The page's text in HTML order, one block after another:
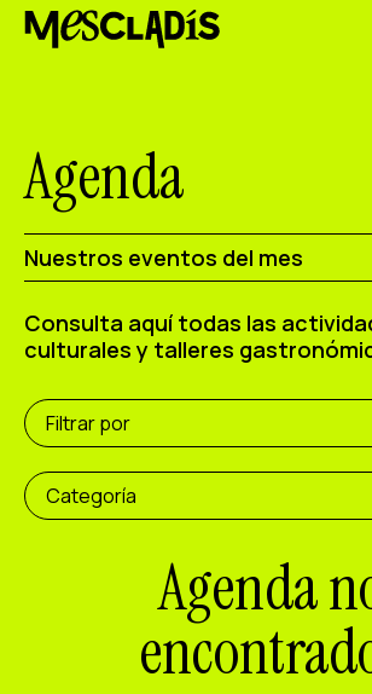
Productora social
Productora de empleo
Productora de
Productora cultural
Agenda
Nuestros talleres
Blog
Contacto
Facebook
Agenda
Nuestros eventos del mes
Consulta aquí todas las
culturales y talleres
Filtrar por
Categoría
Agenda